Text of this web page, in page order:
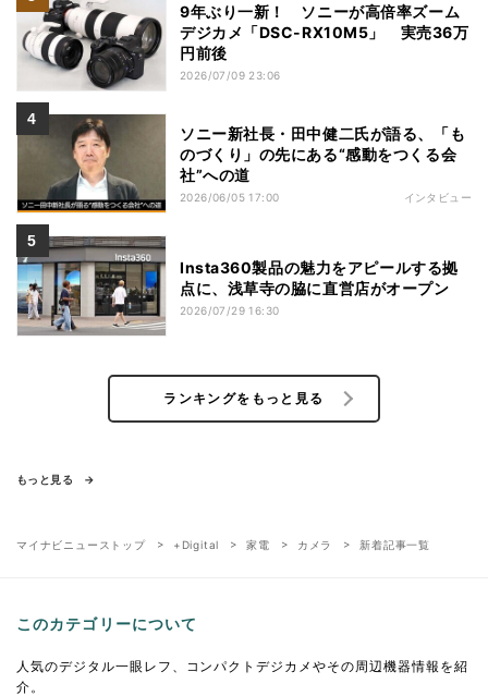
9年ぶり一新！ ソニーが高倍率ズーム
デジカメ「DSC-RX10M5」 実売36万
円前後
2026/07/09 23:06
ソニー新社長・田中健二氏が語る、「も
のづくり」の先にある“感動をつくる会
社”への道
2026/06/05 17:00 インタビュー
Insta360製品の魅力をアピールする拠
点に、浅草寺の脇に直営店がオープン
2026/07/29 16:30
ランキングをもっと見る
もっと見る
マイナビニューストップ +Digital 家電 カメラ 新着記事一覧
このカテゴリーについて
人気のデジタル一眼レフ、コンパクトデジカメやその周辺機器情報を紹
介。